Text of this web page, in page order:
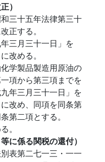
）
三十五年法律第三十
正する。
三月三十一日」を
改める。
学製品製造用原油の
項から第三項までを
年三月三十一日」を
改め、同項を同条第
第二項とする。
。
に係る関税の還付）
表第二七一三・一一